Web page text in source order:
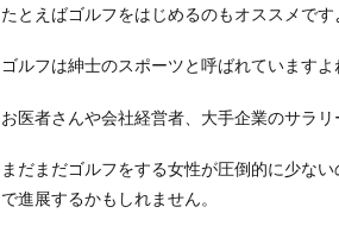
の
管
能
を
磨
たとえばゴルフをはじめるのもオススメです
ゴルフは紳士のスポーツと呼ばれていますよ
お医者さんや会社経営者、大手企業のサラ
まだまだゴルフをする女性が圧倒的に少な
で進展するかもしれません。